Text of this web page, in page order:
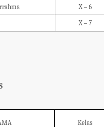
X – 6
X – 7
Kelas